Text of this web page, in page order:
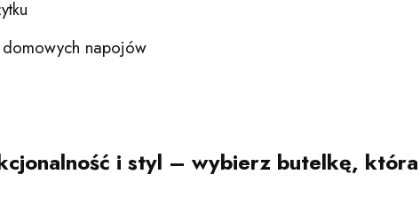
napojów
i styl – wybierz butelkę,